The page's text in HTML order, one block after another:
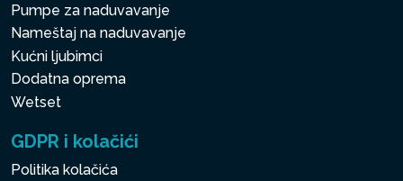
Pumpe za naduvavanje
Nameštaj na naduvavanje
Kućni ljubimci
Dodatna oprema
Wetset
GDPR i kolačići
Politika kolačića